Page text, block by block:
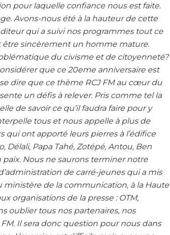
pour laquelle confiance nous est faite.
Avons-nous été à la hauteur de cette
qui a suivi nos programmes tout ce
être sincèrement un homme mature.
du civisme et de citoyenneté?
que ce 20eme anniversaire est
dire que ce thème RCJ FM au cœur du
un défis à relever. Pris comme tel la
de savoir ce qu’il faudra faire pour y
tous et nous appelle à plus de
qui ont apporté leurs pierres à l’édifice
Délali, Papa Tahé, Zotépé, Antou, Ben
Nous ne saurons terminer notre
de carré-jeunes qui a mis
de la communication, à la Haute
organisations de la presse : OTM,
oublier tous nos partenaires, nos
Il sera donc question pour nous dans